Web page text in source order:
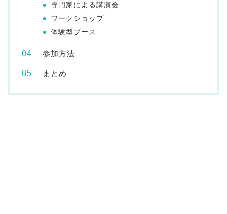
専門家による講演会
ワークショップ
体験型ブース
参加方法
まとめ